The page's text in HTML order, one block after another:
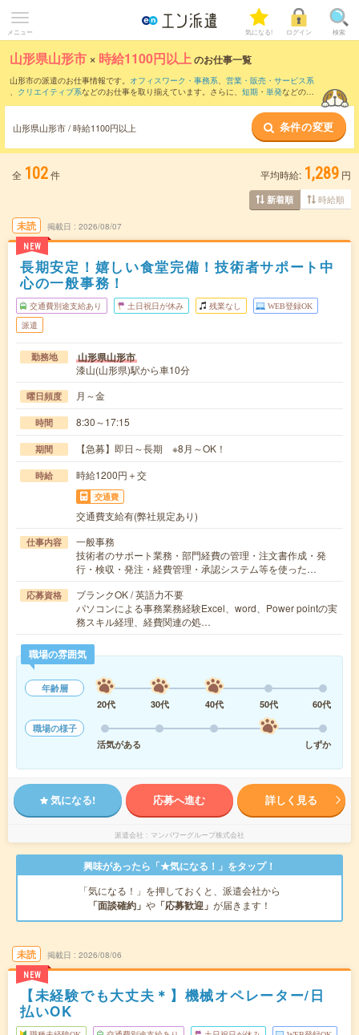
メニュー 気になる! ログイン 検索
山形県山形市 × 時給1100円以上のお仕事一覧
山形市の派遣のお仕事情報です。 オフィスワーク・事務系、 営業・販売・サービス系
、 クリエイティブ系などのお仕事を取り揃えています。さらに、 短期 ・ 単発などの期
山形県山形市 / 時給1100円以上 条件の変更
全 102件 平均時給: 1,289 円
新着順 時給順
未読
NEW
掲載日 2026/08/07
長期安定！嬉しい食堂完備！技術者サポート中
心の一般事務！
交通費別途支給あり 土日祝日が休み 残業なし WEB登録OK
派遣
勤務地 山形県山形市
漆山(山形県)駅から車10分
曜日頻度 月～金
時間 8:30～17:15
期間 【急募】即日～長期 ※8月～OK！
時給 時給1200円＋交
交通費
交通費支給有(弊社規定あり)
仕事内容
一般事務
技術者のサポート業務・部門経費の管理・注文書作成・発
行・検収・発注・経費管理・承認システム等を使った…
応募資格
ブランクOK / 英語力不要
パソコンによる事務業務経験Excel、word、Power pointの実
務スキル経理、経費関連の処…
職場の雰囲気
年齢層
20代
30代 40代 50代
60代
職場の様子
活気がある
しずか
気になる! 応募へ進む 詳しく見る
派遣会社 マンパワーグループ株式会社
興味があったら「★気になる！」をタップ！
「気になる！」を押しておくと、派遣会社から
「面談確約」 や 「応募歓迎」 が届きます！
未読
NEW
掲載日 2026/08/06
【未経験でも大丈夫＊】機械オペレーター/日
払いOK